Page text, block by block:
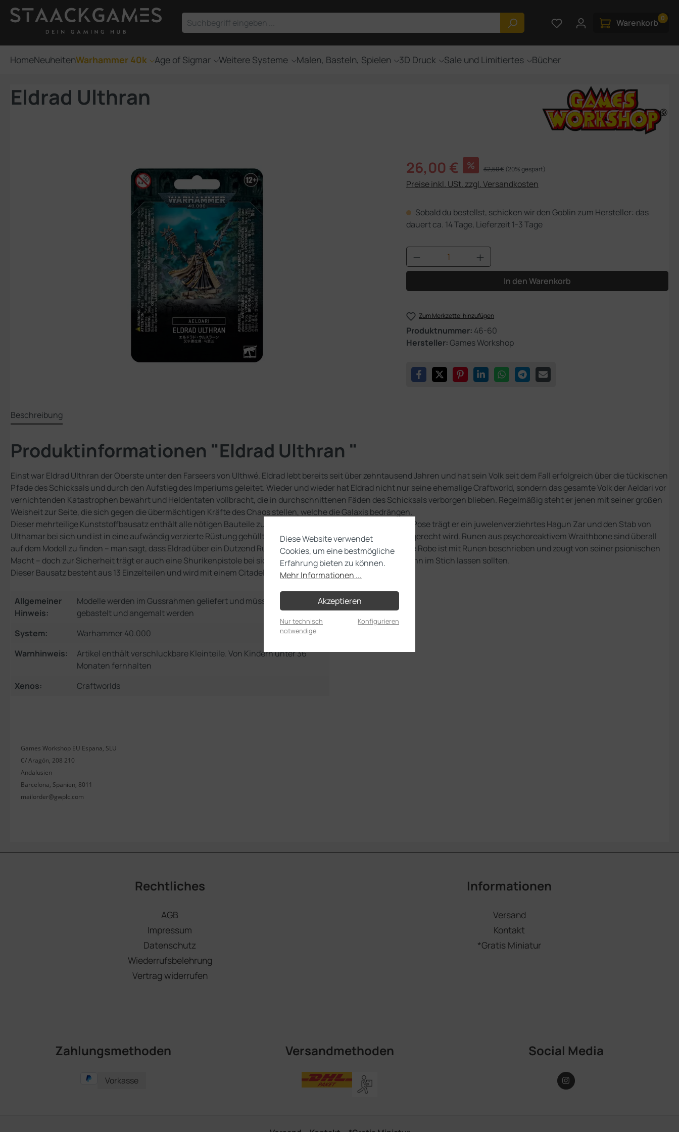
Hauptinhalt springen
Zur Suche springen
Du hast 0 Produkte auf dem
Warenkorb 0
HomeNeuheitenWarhammer 40k Age of Sigmar Weitere Systeme Malen, Basteln, Spielen 3D Druck Sale und Limitiertes Bücher
Eldrad Ulthran
Verkaufspreis:
26,00 € % Regulärer Preis:
32,50 € (20% gespart)
Preise inkl. USt. zzgl. Versandkosten
Sobald du bestellst, schicken wir den Goblin zum Hersteller: das
dauert ca. 14 Tage, Lieferzeit 1-3 Tage
Produkt Anzahl: Gib den gewünschten Wert
In den Warenkorb
Zum Merkzettel hinzufügen
Produktnummer: 46-60
Hersteller:Games Workshop
Beschreibung
Produktinformationen "Eldrad Ulthran "
Einst war Eldrad Ulthran der Oberste unter den Farseers von Ulthwé. Eldrad lebt bereits seit über zehntausend Jahren und hat sein Volk seit dem Fall erfolgreich über die tückischen
Pfade des Schicksals und durch den Aufstieg des Imperiums geleitet. Wieder und wieder hat Eldrad nicht nur seine ehemalige Craftworld, sondern das gesamte Volk der Aeldari vor
vernichtenden Katastrophen bewahrt und Heldentaten vollbracht, die in durchschnittenen Fäden des Schicksals verborgen blieben. Regelmäßig steht er jenen mit seiner großen
Weisheit zur Seite, die sich gegen die übermächtigen Kräfte des Chaos stellen, welche die Galaxis bedrängen.
Dieser mehrteilige Kunststoffbausatz enthält alle nötigen Bauteile zum Bau von Eldrad Ulthran. In aufrechter Pose trägt er ein juwelenverziehrtes Hagun Zar und den Stab von
Ulthamar bei sich und ist in eine aufwändig verzierte Rüstung gehüllt, die seinem Status als Oberster Farseer gerecht wird. Runen aus psychoreaktivem Wraithbone sind überall
auf dem Modell zu finden – man sagt, dass Eldrad über ein Dutzend Runen ersonnen hat. Selbst seine wallende Robe ist mit Runen beschrieben und zeugt von seiner psionischen
Macht – doch zur Sicherheit trägt er auch eine Shurikenpistole bei sich, wenn seine psionischen Fähigkeiten ihn im Stich lassen sollten.
Dieser Bausatz besteht aus 13 Einzelteilen und wird mit einem Citadel-Rundbase (32 mm) geliefert.
Allgemeiner
Hinweis:
Modelle werden im Gussrahmen geliefert und müssen noch selbst
gebastelt und angemalt werden
System:
Warhammer 40.000
Warnhinweis:
Artikel enthält verschluckbare Kleinteile. Von Kindern unter 36
Monaten fernhalten
Xenos:
Craftworlds
Games Workshop EU Espana, SLU
C/ Aragón, 208 210
Andalusien
Barcelona, Spanien, 8011
mailorder@gwplc.com
Rechtliches
AGB
Impressum
Datenschutz
Wiederrufsbelehrung
Vertrag widerrufen
Informationen
Versand
Kontakt
*Gratis Miniatur
Zahlungsmethoden
Vorkasse
Versandmethoden Social Media
Diese Website verwendet
Cookies, um eine bestmögliche
Erfahrung bieten zu können.
Mehr Informationen ...
Akzeptieren
Nur technisch
notwendige
Konfigurieren